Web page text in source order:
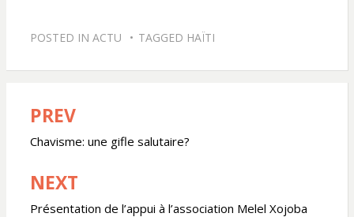
POSTED IN ACTU TAGGED HAÏTI
Navigation
de
l’article
PREV
Chavisme: une gifle salutaire?
NEXT
Présentation de l’appui à l’association Melel Xojoba